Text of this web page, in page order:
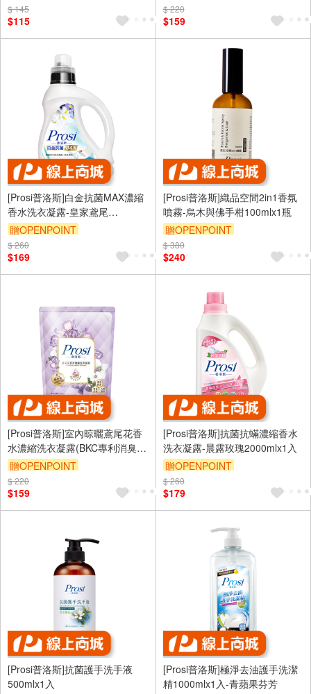
$ 145
$115
$ 220
$159
[Prosi普洛斯]白金抗菌MAX濃縮
香水洗衣凝露-皇家鳶尾
1600mlx1入
贈OPENPOINT
$ 260
$169
[Prosi普洛斯]織品空間2in1香氛
噴霧-烏木與佛手柑100mlx1瓶
贈OPENPOINT
$ 380
$240
[Prosi普洛斯]室內晾曬鳶尾花香
水濃縮洗衣凝露(BKC專利消臭緩
釋配方)1800mlx1包
贈OPENPOINT
$ 220
$159
[Prosi普洛斯]抗菌抗蟎濃縮香水
洗衣凝露-晨露玫瑰2000mlx1入
贈OPENPOINT
$ 260
$179
[Prosi普洛斯]抗菌護手洗手液
500mlx1入
[Prosi普洛斯]極淨去油護手洗潔
精1000mlx1入-青蘋果芬芳